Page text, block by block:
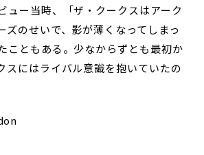
ュー当時、「ザ・クークスはアーク
ズのせいで、影が薄くなってしまっ
こともある。少なからずとも最初か
スにはライバル意識を抱いていたの